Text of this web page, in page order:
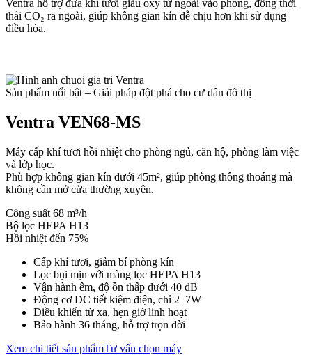
Ventra hỗ trợ đưa khí tươi giàu oxy từ ngoài vào phòng, đồng thời
thải CO₂ ra ngoài, giúp không gian kín dễ chịu hơn khi sử dụng
điều hòa.
Sản phẩm nổi bật – Giải pháp đột phá cho cư dân đô thị
Ventra VEN68-MS
Máy cấp khí tươi hồi nhiệt cho phòng ngủ, căn hộ, phòng làm việc
và lớp học.
Phù hợp không gian kín dưới 45m², giúp phòng thông thoáng mà
không cần mở cửa thường xuyên.
Công suất 68 m³/h
Bộ lọc HEPA H13
Hồi nhiệt đến 75%
Cấp khí tươi, giảm bí phòng kín
Lọc bụi mịn với màng lọc HEPA H13
Vận hành êm, độ ồn thấp dưới 40 dB
Động cơ DC tiết kiệm điện, chỉ 2–7W
Điều khiển từ xa, hẹn giờ linh hoạt
Bảo hành 36 tháng, hỗ trợ trọn đời
Xem chi tiết sản phẩmTư vấn chọn máy